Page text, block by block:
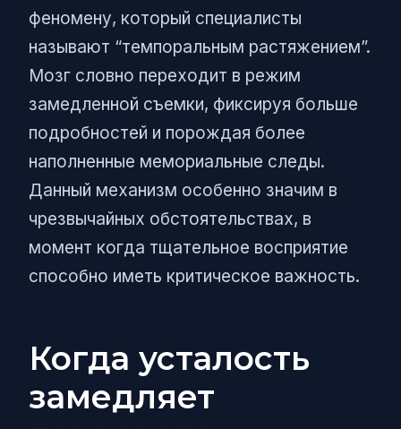
феномену, который специалисты
называют “темпоральным растяжением”.
Мозг словно переходит в режим
замедленной съемки, фиксируя больше
подробностей и порождая более
наполненные мемориальные следы.
Данный механизм особенно значим в
чрезвычайных обстоятельствах, в
момент когда тщательное восприятие
способно иметь критическое важность.
Когда усталость
замедляет